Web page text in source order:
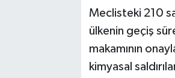
Meclisteki 210
ülkenin geçiş
makamının
kimyasal